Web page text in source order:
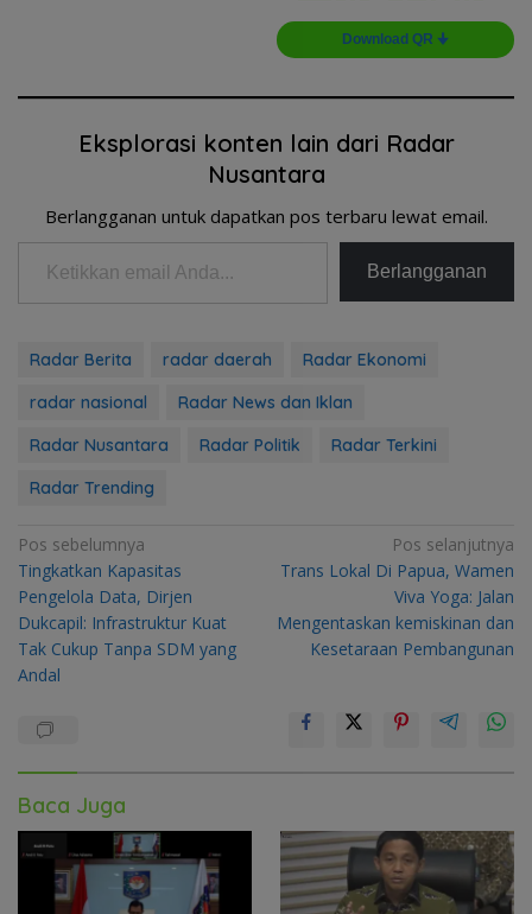
Download QR 🠋
Eksplorasi konten lain dari Radar
Nusantara
Berlangganan untuk dapatkan pos terbaru lewat email.
Ketikkan email Anda...
Berlangganan
Radar Berita radar daerah
Radar Ekonomi
radar nasional
Radar News dan Iklan
Radar Nusantara
Radar Politik
Radar Terkini
Radar Trending
Navigasi
pos
Pos sebelumnya
Tingkatkan Kapasitas
Pengelola Data, Dirjen
Dukcapil: Infrastruktur Kuat
Tak Cukup Tanpa SDM yang
Andal
Pos selanjutnya
Trans Lokal Di Papua, Wamen
Viva Yoga: Jalan
Mengentaskan kemiskinan dan
Kesetaraan Pembangunan
Baca Juga